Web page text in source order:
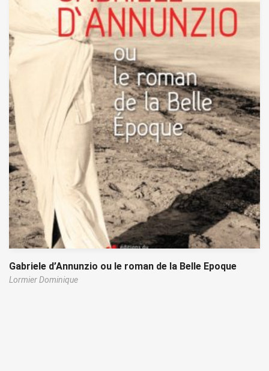
Gabriele d’Annunzio ou le roman de la Belle Epoque
Lormier Dominique